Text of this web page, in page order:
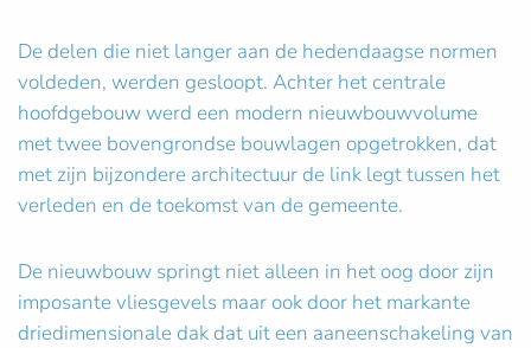
De delen die niet langer aan de hedendaagse normen
voldeden, werden gesloopt. Achter het centrale
hoofdgebouw werd een modern nieuwbouwvolume
met twee bovengrondse bouwlagen opgetrokken, dat
met zijn bijzondere architectuur de link legt tussen het
verleden en de toekomst van de gemeente.
De nieuwbouw springt niet alleen in het oog door zijn
imposante vliesgevels maar ook door het markante
driedimensionale dak dat uit een aaneenschakeling van